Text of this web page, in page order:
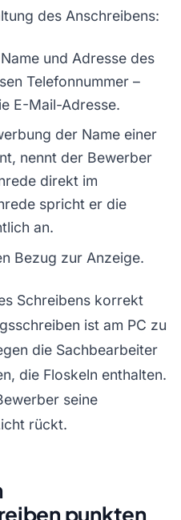
des Anschreibens:
und Adresse des
Telefonnummer –
E-Mail-Adresse.
der Name einer
nennt der Bewerber
direkt im
spricht er die
an.
Bezug zur Anzeige.
Schreibens korrekt
ist am PC zu
die Sachbearbeiter
die Floskeln enthalten.
seine
rückt.
punkten